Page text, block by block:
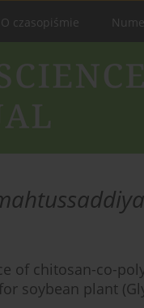
O czasopiśmie
of chitosan-co-
soybean plant